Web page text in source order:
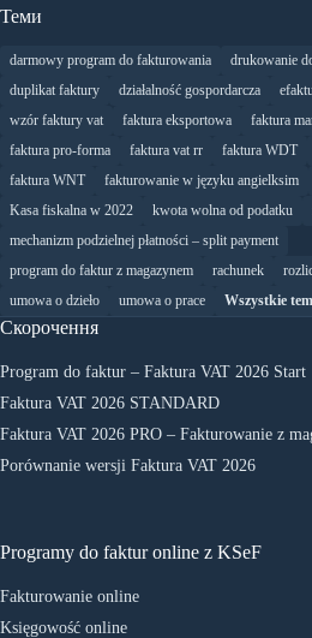
Теми
darmowy program do fakturowania
drukowanie
duplikat faktury
działalność gospordarcza
wzór faktury vat
faktura eksportowa faktura
faktura pro-forma
faktura vat rr faktura WDT
faktura WNT
fakturowanie w języku angielksim
Kasa fiskalna w 2022
kwota wolna od podatku
mechanizm podzielnej płatności – split payment
program do faktur z magazynem
rachunek
umowa o dzieło
umowa o prace Wszystkie
Скорочення
Program do faktur – Faktura VAT 2026 Start
Faktura VAT 2026 STANDARD
Faktura VAT 2026 PRO – Fakturowanie z
Porównanie wersji Faktura VAT 2026
Programy do faktur online z KSeF
Fakturowanie online
Księgowość online